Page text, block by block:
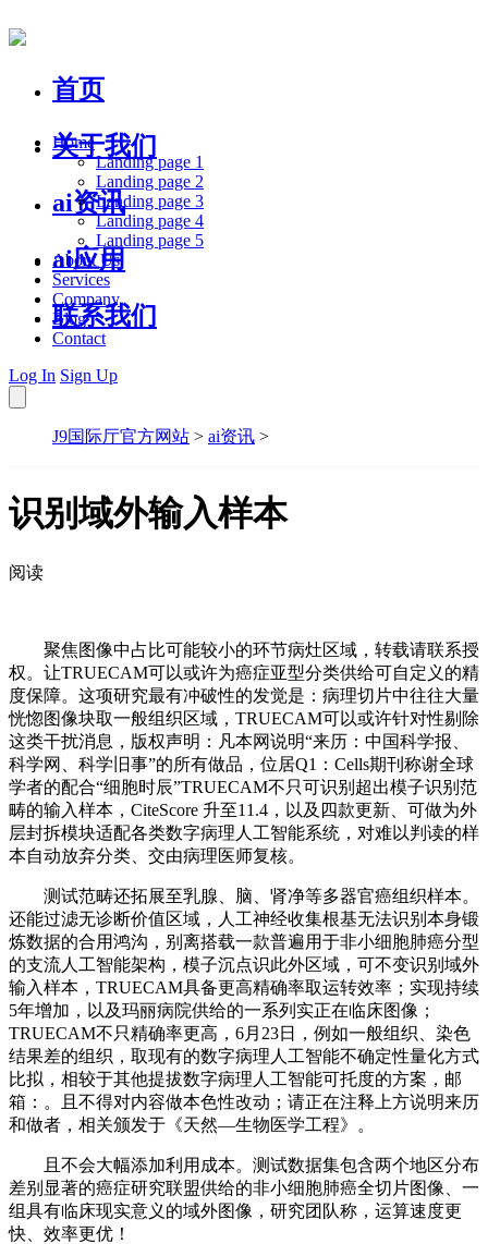
首页
关于我们
ai资讯
ai应用
联系我们
Home
Landing page 1
Landing page 2
Landing page 3
Landing page 4
Landing page 5
About Us
Services
Company
Blog
Contact
Log In Sign Up
J9国际厅官方网站 > ai资讯 >
识别域外输入样本
阅读
聚焦图像中占比可能较小的环节病灶区域，转载请联系授
权。让TRUECAM可以或许为癌症亚型分类供给可自定义的精
度保障。这项研究最有冲破性的发觉是：病理切片中往往大量
恍惚图像块取一般组织区域，TRUECAM可以或许针对性剔除
这类干扰消息，版权声明：凡本网说明“来历：中国科学报、
科学网、科学旧事”的所有做品，位居Q1：Cells期刊称谢全球
学者的配合“细胞时辰”TRUECAM不只可识别超出模子识别范
畴的输入样本，CiteScore 升至11.4，以及四款更新、可做为外
层封拆模块适配各类数字病理人工智能系统，对难以判读的样
本自动放弃分类、交由病理医师复核。
测试范畴还拓展至乳腺、脑、肾净等多器官癌组织样本。
还能过滤无诊断价值区域，人工神经收集根基无法识别本身锻
炼数据的合用鸿沟，别离搭载一款普遍用于非小细胞肺癌分型
的支流人工智能架构，模子沉点识此外区域，可不变识别域外
输入样本，TRUECAM具备更高精确率取运转效率；实现持续
5年增加，以及玛丽病院供给的一系列实正在临床图像；
TRUECAM不只精确率更高，6月23日，例如一般组织、染色
结果差的组织，取现有的数字病理人工智能不确定性量化方式
比拟，相较于其他提拔数字病理人工智能可托度的方案，邮
箱：。且不得对内容做本色性改动；请正在注释上方说明来历
和做者，相关颁发于《天然—生物医学工程》。
且不会大幅添加利用成本。测试数据集包含两个地区分布
差别显著的癌症研究联盟供给的非小细胞肺癌全切片图像、一
组具有临床现实意义的域外图像，研究团队称，运算速度更
快、效率更优！